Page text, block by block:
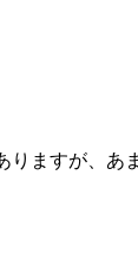
りますが、あ